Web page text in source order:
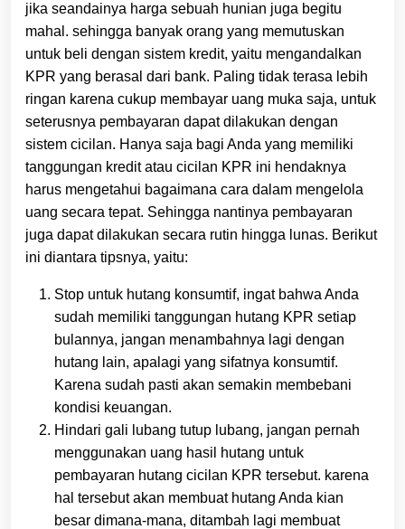
jika seandainya harga sebuah hunian juga begitu
mahal. sehingga banyak orang yang memutuskan
untuk beli dengan sistem kredit, yaitu mengandalkan
KPR yang berasal dari bank. Paling tidak terasa lebih
ringan karena cukup membayar uang muka saja, untuk
seterusnya pembayaran dapat dilakukan dengan
sistem cicilan. Hanya saja bagi Anda yang memiliki
tanggungan kredit atau cicilan KPR ini hendaknya
harus mengetahui bagaimana cara dalam mengelola
uang secara tepat. Sehingga nantinya pembayaran
juga dapat dilakukan secara rutin hingga lunas. Berikut
ini diantara tipsnya, yaitu:
Stop untuk hutang konsumtif, ingat bahwa Anda
sudah memiliki tanggungan hutang KPR setiap
bulannya, jangan menambahnya lagi dengan
hutang lain, apalagi yang sifatnya konsumtif.
Karena sudah pasti akan semakin membebani
kondisi keuangan.
Hindari gali lubang tutup lubang, jangan pernah
menggunakan uang hasil hutang untuk
pembayaran hutang cicilan KPR tersebut. karena
hal tersebut akan membuat hutang Anda kian
besar dimana-mana, ditambah lagi membuat